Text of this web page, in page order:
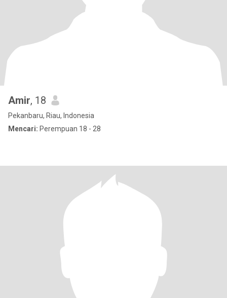
Amir, 18
Pekanbaru, Riau, Indonesia
Mencari: Perempuan 18 - 28